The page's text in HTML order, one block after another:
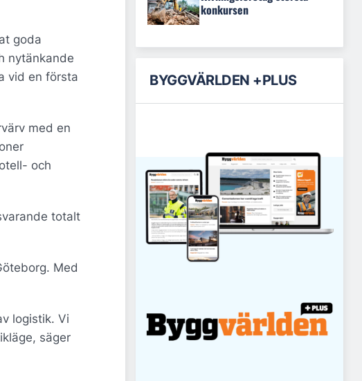
goda
nytänkande
vid en första
med en
och
totalt
Med
logistik. Vi
säger
konkursen
BYGGVÄRLDEN +PLUS